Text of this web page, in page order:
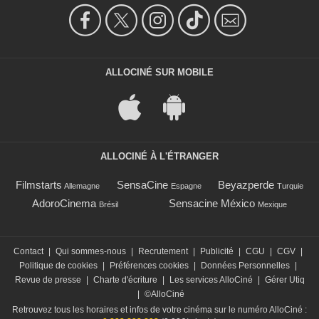
ALLOCINÉ SUR MOBILE
ALLOCINÉ À L'ÉTRANGER
Filmstarts Allemagne SensaCine Espagne Beyazperde Turquie
AdoroCinema Brésil Sensacine México Mexique
Contact | Qui sommes-nous | Recrutement | Publicité | CGU | CGV |
Politique de cookies | Préférences cookies | Données Personnelles |
Revue de presse
| Charte d'écriture | Les services AlloCiné | Gérer Utiq
| ©AlloCiné
Retrouvez tous les horaires et infos de votre cinéma sur le numéro AlloCiné :